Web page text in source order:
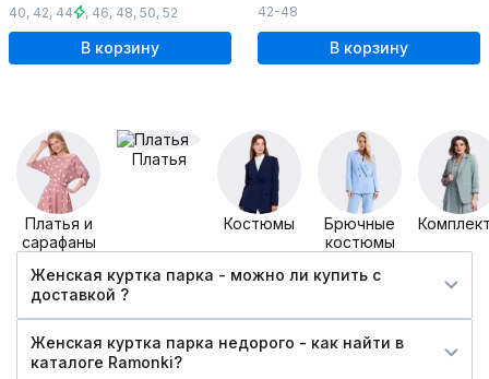
40, 42, 44 , 46, 48, 50, 52
В корзину
42-48
В корзину
Платья и
сарафаны
Платья
Костюмы
Брючные
костюмы
Женская куртка парка - можно ли купить c
доставкой ?
Женская куртка парка недорого - как найти в
каталоге Ramonki?